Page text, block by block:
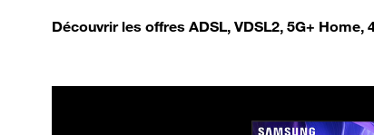
Découvrir les offres ADSL, VDSL2, 5G+ Home,